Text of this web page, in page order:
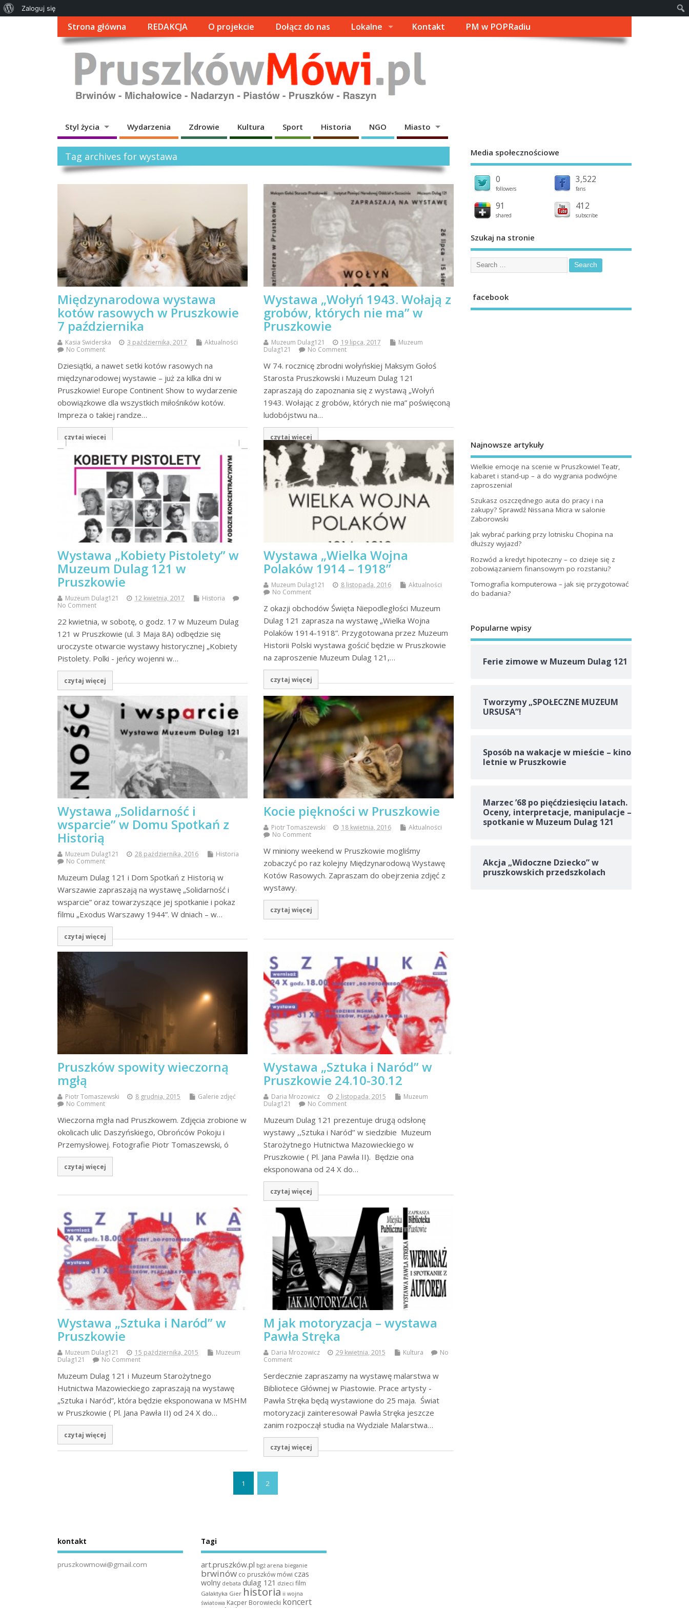
Strona główna REDAKCJA O projekcie Dołącz do nas Lokalne Kontakt PM w POPRadiu
Styl życia Wydarzenia Zdrowie Kultura Sport Historia NGO Miasto
Tag archives for wystawa
Międzynarodowa wystawa
kotów rasowych w Pruszkowie
7 października
Kasia Swiderska 3 października, 2017
Aktualności
No Comment
Dziesiątki, a nawet setki kotów rasowych na
międzynarodowej wystawie – już za kilka dni w
Pruszkowie! Europe Continent Show to wydarzenie
obowiązkowe dla wszystkich miłośników kotów.
Impreza o takiej randze…
czytaj więcej
Wystawa „Wołyń 1943. Wołają z
grobów, których nie ma” w
Pruszkowie
Muzeum Dulag121 19 lipca, 2017
Muzeum
Dulag121
No Comment
W 74. rocznicę zbrodni wołyńskiej Maksym Gołoś
Starosta Pruszkowski i Muzeum Dulag 121
zapraszają do zapoznania się z wystawą „Wołyń
1943. Wołając z grobów, których nie ma” poświęconą
ludobójstwu na…
czytaj więcej
Wystawa „Kobiety Pistolety” w
Muzeum Dulag 121 w
Pruszkowie
Muzeum Dulag121 12 kwietnia, 2017
Historia
No Comment
22 kwietnia, w sobotę, o godz. 17 w Muzeum Dulag
121 w Pruszkowie (ul. 3 Maja 8A) odbędzie się
uroczyste otwarcie wystawy historycznej „Kobiety
Pistolety. Polki - jeńcy wojenni w…
czytaj więcej
Wystawa „Wielka Wojna
Polaków 1914 – 1918”
Muzeum Dulag121 8 listopada, 2016
Aktualności
No Comment
Z okazji obchodów Święta Niepodległości Muzeum
Dulag 121 zaprasza na wystawę „Wielka Wojna
Polaków 1914-1918”. Przygotowana przez Muzeum
Historii Polski wystawa gościć będzie w Pruszkowie
na zaproszenie Muzeum Dulag 121,…
czytaj więcej
Wystawa „Solidarność i
wsparcie” w Domu Spotkań z
Historią
Muzeum Dulag121 28 października, 2016
Historia
No Comment
Muzeum Dulag 121 i Dom Spotkań z Historią w
Warszawie zapraszają na wystawę „Solidarność i
wsparcie” oraz towarzyszące jej spotkanie i pokaz
filmu „Exodus Warszawy 1944”. W dniach – w…
czytaj więcej
Kocie piękności w Pruszkowie
Piotr Tomaszewski 18 kwietnia, 2016
Aktualności
No Comment
W miniony weekend w Pruszkowie mogliśmy
zobaczyć po raz kolejny Międzynarodową Wystawę
Kotów Rasowych. Zapraszam do obejrzenia zdjęć z
wystawy.
czytaj więcej
Pruszków spowity wieczorną
mgłą
Piotr Tomaszewski 8 grudnia, 2015
Galerie zdjęć
No Comment
Wieczorna mgła nad Pruszkowem. Zdjęcia zrobione w
okolicach ulic Daszyńskiego, Obrońców Pokoju i
Przemysłowej. Fotografie Piotr Tomaszewski, ó
czytaj więcej
Wystawa „Sztuka i Naród” w
Pruszkowie 24.10-30.12
Daria Mrozowicz 2 listopada, 2015
Muzeum
Dulag121
No Comment
Muzeum Dulag 121 prezentuje drugą odsłonę
wystawy ,,Sztuka i Naród’’ w siedzibie Muzeum
Starożytnego Hutnictwa Mazowieckiego w
Pruszkowie ( Pl. Jana Pawła II). Będzie ona
eksponowana od 24 X do…
czytaj więcej
Wystawa „Sztuka i Naród” w
Pruszkowie
Muzeum Dulag121 15 października, 2015
Muzeum
Dulag121
No Comment
Muzeum Dulag 121 i Muzeum Starożytnego
Hutnictwa Mazowieckiego zapraszają na wystawę
„Sztuka i Naród”, która będzie eksponowana w MSHM
w Pruszkowie ( Pl. Jana Pawła II) od 24 X do…
czytaj więcej
M jak motoryzacja – wystawa
Pawła Stręka
Daria Mrozowicz 29 kwietnia, 2015 Kultura
No
Comment
Serdecznie zapraszamy na wystawę malarstwa w
Bibliotece Głównej w Piastowie. Prace artysty -
Pawła Stręka będą wystawione do 25 maja. Świat
motoryzacji zainteresował Pawła Stręka jeszcze
zanim rozpoczął studia na Wydziale Malarstwa…
czytaj więcej
1 2
Media społecznościowe
0
followers
3,522
fans
91
shared
412
subscribe
Szukaj na stronie
facebook
Najnowsze artykuły
Wielkie emocje na scenie w Pruszkowie! Teatr,
kabaret i stand-up – a do wygrania podwójne
zaproszenia!
Szukasz oszczędnego auta do pracy i na
zakupy? Sprawdź Nissana Micra w salonie
Zaborowski
Jak wybrać parking przy lotnisku Chopina na
dłuższy wyjazd?
Rozwód a kredyt hipoteczny – co dzieje się z
zobowiązaniem finansowym po rozstaniu?
Tomografia komputerowa – jak się przygotować
do badania?
Popularne wpisy
Ferie zimowe w Muzeum Dulag 121
Tworzymy „SPOŁECZNE MUZEUM
URSUSA”!
Sposób na wakacje w mieście – kino
letnie w Pruszkowie
Marzec ’68 po pięćdziesięciu latach.
Oceny, interpretacje, manipulacje –
spotkanie w Muzeum Dulag 121
Akcja „Widoczne Dziecko” w
pruszkowskich przedszkolach
kontakt
pruszkowmowi@gmail.com
Tagi
art.pruszków.pl bgż arena bieganie
brwinów co pruszków mówi czas
wolny debata dulag 121 dzieci film
Galaktyka Gier historia ii wojna
światowa Kacper Borowiecki koncert
Zaloguj się